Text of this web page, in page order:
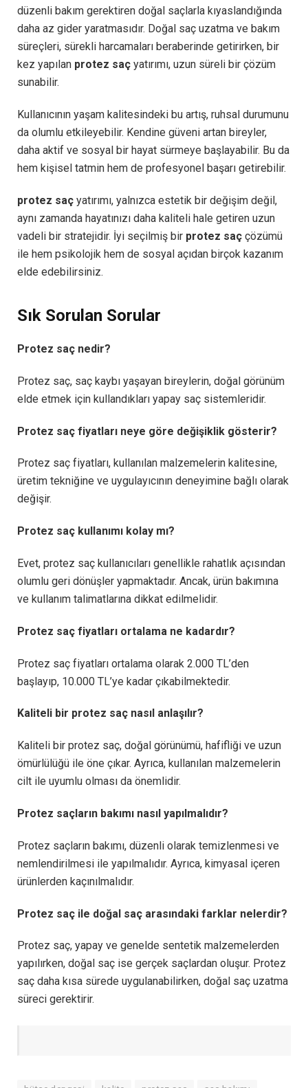
düzenli bakım gerektiren doğal saçlarla kıyaslandığında
daha az gider yaratmasıdır. Doğal saç uzatma ve bakım
süreçleri, sürekli harcamaları beraberinde getirirken, bir
kez yapılan protez saç yatırımı, uzun süreli bir çözüm
sunabilir.
Kullanıcının yaşam kalitesindeki bu artış, ruhsal durumunu
da olumlu etkileyebilir. Kendine güveni artan bireyler,
daha aktif ve sosyal bir hayat sürmeye başlayabilir. Bu da
hem kişisel tatmin hem de profesyonel başarı getirebilir.
protez saç yatırımı, yalnızca estetik bir değişim değil,
aynı zamanda hayatınızı daha kaliteli hale getiren uzun
vadeli bir stratejidir. İyi seçilmiş bir protez saç çözümü
ile hem psikolojik hem de sosyal açıdan birçok kazanım
elde edebilirsiniz.
Sık Sorulan Sorular
Protez saç nedir?
Protez saç, saç kaybı yaşayan bireylerin, doğal görünüm
elde etmek için kullandıkları yapay saç sistemleridir.
Protez saç fiyatları neye göre değişiklik gösterir?
Protez saç fiyatları, kullanılan malzemelerin kalitesine,
üretim tekniğine ve uygulayıcının deneyimine bağlı olarak
değişir.
Protez saç kullanımı kolay mı?
Evet, protez saç kullanıcıları genellikle rahatlık açısından
olumlu geri dönüşler yapmaktadır. Ancak, ürün bakımına
ve kullanım talimatlarına dikkat edilmelidir.
Protez saç fiyatları ortalama ne kadardır?
Protez saç fiyatları ortalama olarak 2.000 TL’den
başlayıp, 10.000 TL’ye kadar çıkabilmektedir.
Kaliteli bir protez saç nasıl anlaşılır?
Kaliteli bir protez saç, doğal görünümü, hafifliği ve uzun
ömürlülüğü ile öne çıkar. Ayrıca, kullanılan malzemelerin
cilt ile uyumlu olması da önemlidir.
Protez saçların bakımı nasıl yapılmalıdır?
Protez saçların bakımı, düzenli olarak temizlenmesi ve
nemlendirilmesi ile yapılmalıdır. Ayrıca, kimyasal içeren
ürünlerden kaçınılmalıdır.
Protez saç ile doğal saç arasındaki farklar nelerdir?
Protez saç, yapay ve genelde sentetik malzemelerden
yapılırken, doğal saç ise gerçek saçlardan oluşur. Protez
saç daha kısa sürede uygulanabilirken, doğal saç uzatma
süreci gerektirir.